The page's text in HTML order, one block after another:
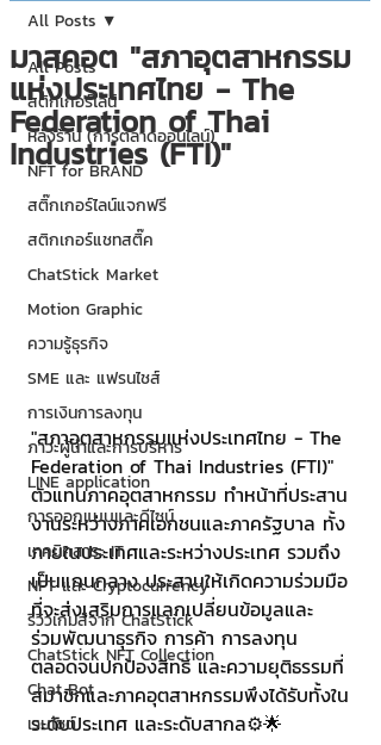
All Posts
สติกเกอร์ไลน์
หลังร้าน (การตลาดออนไลน์)
NFT for BRAND
สติ๊กเกอร์ไลน์แจกฟรี
สติกเกอร์แชทสติ๊ค
ChatStick Market
Motion Graphic
ความรู้ธุรกิจ
SME และ แฟรนไชส์
การเงินการลงทุน
ภาวะผู้นำและการบริหาร
LINE application
การออกแบบและดีไซน์
เทคนิคสาระ IT
NFT และ Cryptocurrency
รีวิวเกมส์จาก ChatStick
ChatStick NFT Collection
Chat Bot
เวบไซต์
All Posts
มาสคอต "สภาอุตสาหกรรม
แห่งประเทศไทย - The
Federation of Thai
Industries (FTI)"
"สภาอุตสาหกรรมแห่งประเทศไทย - The
Federation of Thai Industries (FTI)"
ตัวแทนภาคอุตสาหกรรม ทำหน้าที่ประสาน
งานระหว่างภาคเอกชนและภาครัฐบาล ทั้ง
ภายในประเทศและระหว่างประเทศ รวมถึง
เป็นแกนกลาง ประสานให้เกิดความร่วมมือ
ที่จะส่งเสริมการแลกเปลี่ยนข้อมูลและ
ร่วมพัฒนาธุรกิจ การค้า การลงทุน
ตลอดจนปกป้องสิทธิ และความยุติธรรมที่
สมาชิกและภาคอุตสาหกรรมพึงได้รับทั้งใน
ระดับประเทศ และระดับสากล⚙🌟